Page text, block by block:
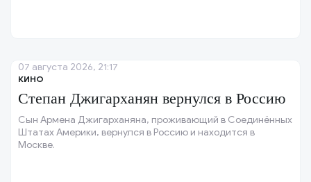
КИНО
Степан Джигарханян вернулся в Россию
Сын Армена Джигарханяна, проживающий в Соединённых
Штатах Америки, вернулся в Россию и находится в
Москве.
07 августа 2026, 21:17